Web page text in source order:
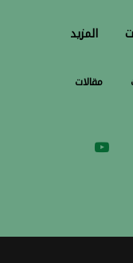
المزيد
مقالات